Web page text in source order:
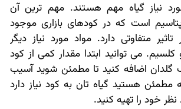
نیاز گیاه مهم هستند. مهم ترین آن
است که در کودهای بازاری موجود
متفاوتی دارد. مواد مورد نیاز دیگر
کلسیم. می توانید ابتدا مقدار کمی از کود
گلدان اضافه کنید تا مطمئن شوید آسیب
مطمئن هستید گیاه تان به کود نیاز دارد
خود را تهیه کنید.